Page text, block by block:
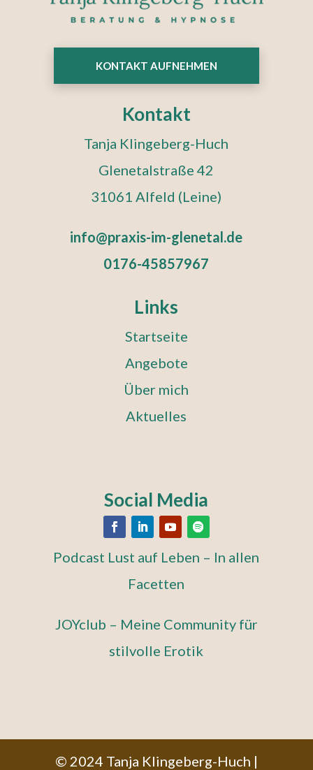
KONTAKT AUFNEHMEN
Kontakt
Tanja Klingeberg-Huch
Glenetalstraße 42
31061 Alfeld (Leine)
info@praxis-im-glenetal.de
0176-45857967
Links
Startseite
Angebote
Über mich
Aktuelles
Social Media
Podcast Lust auf Leben – In allen
Facetten
JOYclub – Meine Community für
stilvolle Erotik
© 2024 Tanja Klingeberg-Huch |